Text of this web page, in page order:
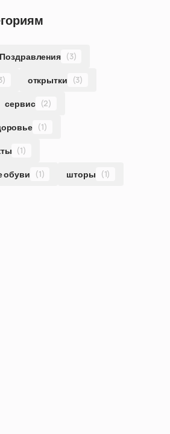
Поздравления (3)
открытки (3)
сервис (2)
(1)
(1)
обуви (1) шторы (1)